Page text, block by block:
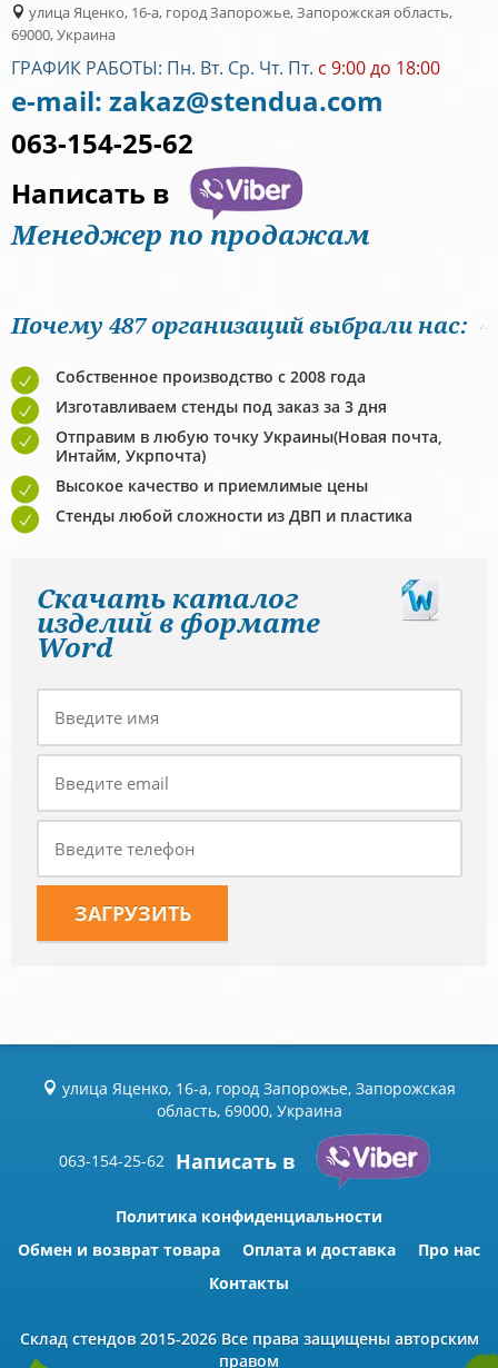
улица Яценко, 16-а, город Запорожье, Запорожская область,
69000, Украина
ГРАФИК РАБОТЫ: Пн. Вт. Ср. Чт. Пт. c 9:00 до 18:00
e-mail: zakaz@stendua.com
063-154-25-62
Написать в
Менеджер по продажам
Почему 487 организаций выбрали нас:
Собственное производство с 2008 года
Изготавливаем стeнды под заказ за 3 дня
Отправим в любую точку Украины(Новая почта,
Интайм, Укрпочта)
Высокое качество и приемлимые цены
Стeнды любой сложности из ДВП и пластика
Скачать каталог
изделий в формате
Word
улица Яценко, 16-а, город Запорожье, Запорожская
область, 69000, Украина
063-154-25-62 Написать в
Политика конфиденциальности
Обмен и возврат товара
Оплата и доставка
Про нас
Контакты
Склад стендов2015-2026 Всe права защищены авторским
правом